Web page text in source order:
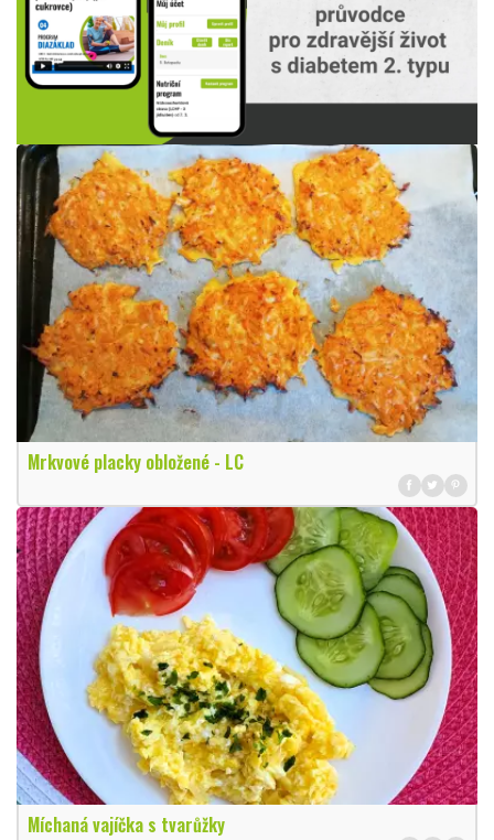
Mrkvové placky obložené - LC
Míchaná vajíčka s tvarůžky